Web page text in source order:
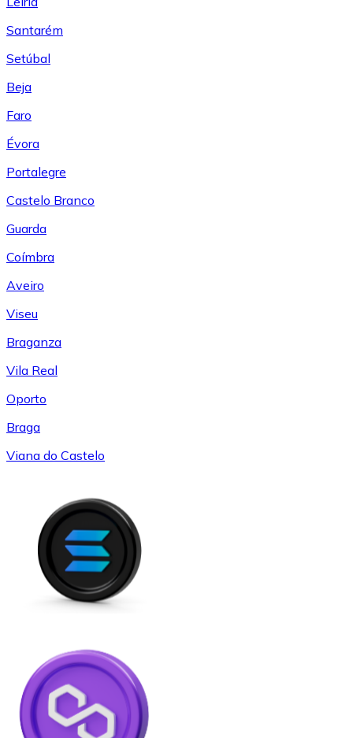
Santarém
Setúbal
Beja
Faro
Évora
Portalegre
Castelo Branco
Guarda
Coímbra
Aveiro
Viseu
Braganza
Vila Real
Oporto
Braga
Viana do Castelo